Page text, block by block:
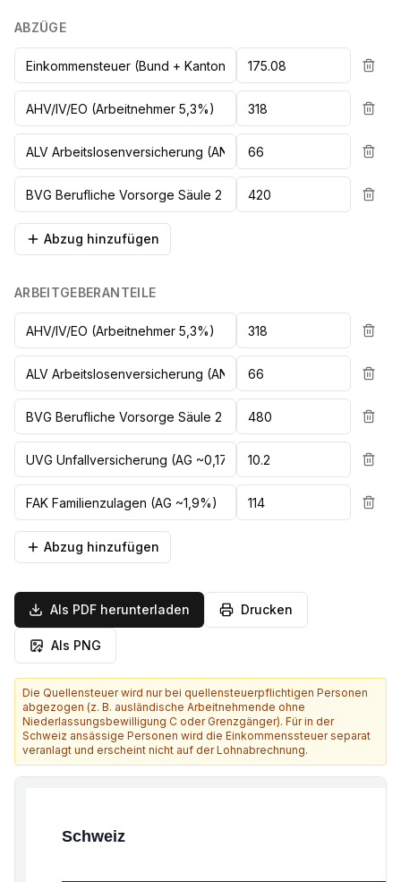
ABZÜGE
Abzug hinzufügen
ARBEITGEBERANTEILE
Abzug hinzufügen
Als PDF herunterladen Drucken
Als PNG
Die Quellensteuer wird nur bei quellensteuerpflichtigen Personen
abgezogen (z. B. ausländische Arbeitnehmende ohne
Niederlassungsbewilligung C oder Grenzgänger). Für in der
Schweiz ansässige Personen wird die Einkommenssteuer separat
veranlagt und erscheint nicht auf der Lohnabrechnung.
Schweiz